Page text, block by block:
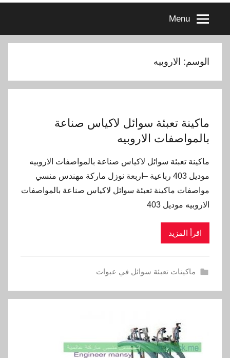
Menu
الوسم: الاروبيه
ماكينة تعبئة سوائل لاكياس صناعة
بالمواصفات الاروبيه
ماكينة تعبئة سوائل لاكياس صناعة بالمواصفات الاروبيه
موديل 403 رباعية –اربعة نوزل ماركة مهندس منسي
مواصفات ماكينة تعبئة سوائل لاكياس صناعة بالمواصفات
الاروبيه موديل 403
اقرأ المزيد
ماكينات تعبئة سوائل في عبوات